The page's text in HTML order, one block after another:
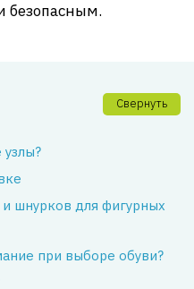
безопасным.
Свернуть
шнурков для фигурных
при выборе обуви?